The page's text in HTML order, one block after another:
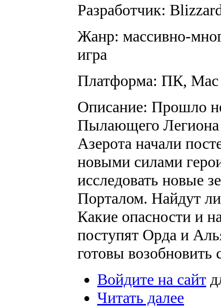
Разработчик:
Жанр: массивно-
игра
Платформа: ПК, Mac
Описание: Прошло
Пылающего Легиона
Азерота начали
новыми силами
исследовать новые
Порталом. Найдут
Какие опасности и
поступят Орда и
готовы возобновить
Войдите на сайт
Читать далее